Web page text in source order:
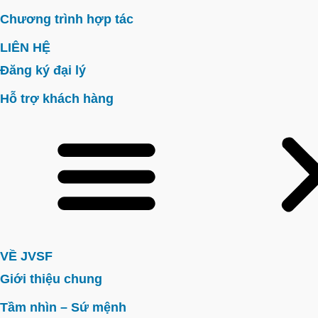
Chương trình hợp tác
LIÊN HỆ
Đăng ký đại lý
Hỗ trợ khách hàng
VỀ JVSF
Giới thiệu chung
Tầm nhìn – Sứ mệnh